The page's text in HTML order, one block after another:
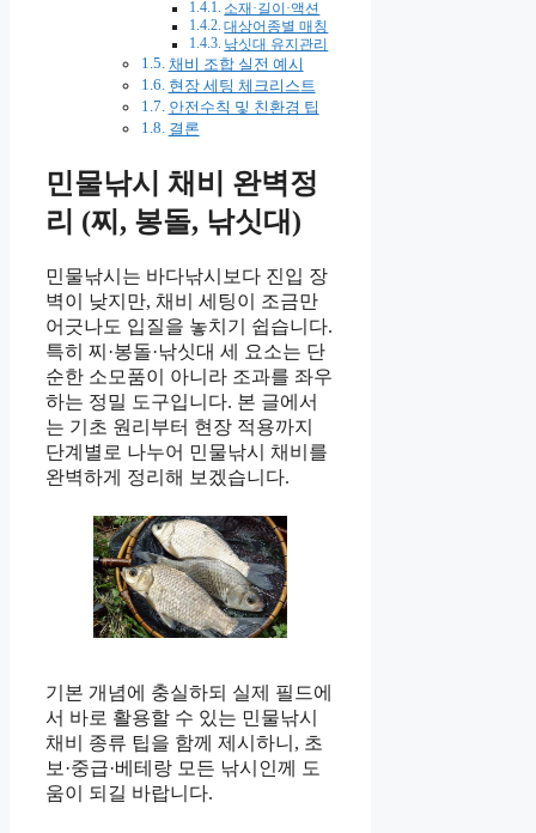
소재·길이·액션
대상어종별 매칭
낚싯대 유지관리
채비 조합 실전 예시
현장 세팅 체크리스트
안전수칙 및 친환경 팁
결론
민물낚시 채비 완벽정
리 (찌, 봉돌, 낚싯대)
민물낚시는 바다낚시보다 진입 장
벽이 낮지만, 채비 세팅이 조금만
어긋나도 입질을 놓치기 쉽습니다.
특히 찌·봉돌·낚싯대 세 요소는 단
순한 소모품이 아니라 조과를 좌우
하는 정밀 도구입니다. 본 글에서
는 기초 원리부터 현장 적용까지
단계별로 나누어 민물낚시 채비를
완벽하게 정리해 보겠습니다.
기본 개념에 충실하되 실제 필드에
서 바로 활용할 수 있는 민물낚시
채비 종류 팁을 함께 제시하니, 초
보·중급·베테랑 모든 낚시인께 도
움이 되길 바랍니다.